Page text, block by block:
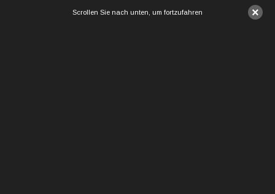
×
Scrollen Sie nach unten, um fortzufahren